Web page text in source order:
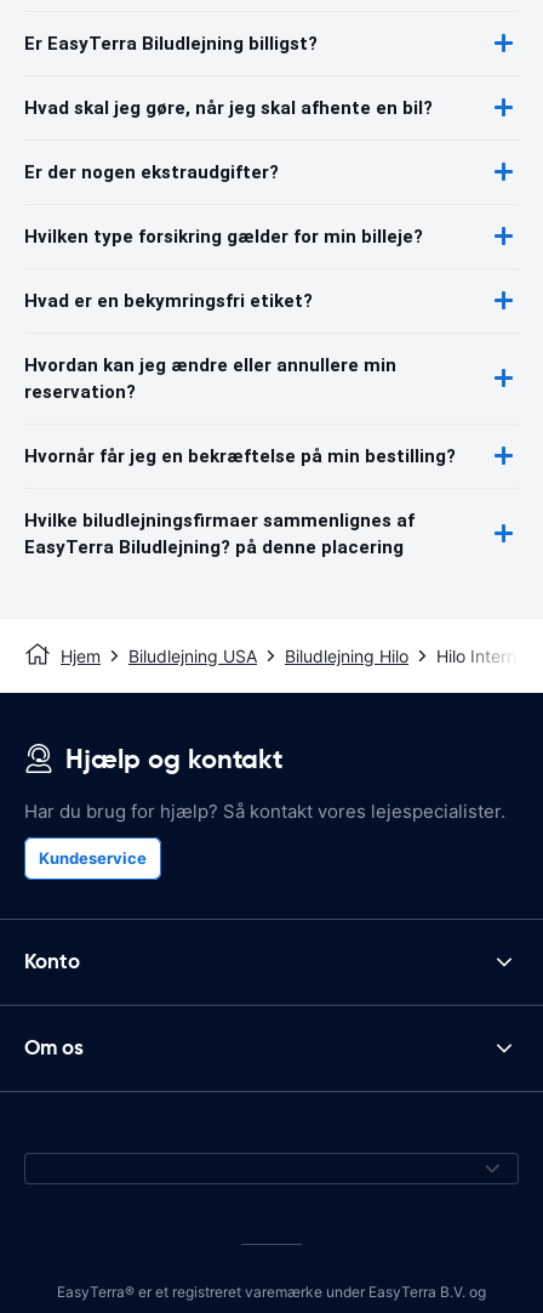
Er EasyTerra Biludlejning billigst?
Hvad skal jeg gøre, når jeg skal afhente en bil?
Er der nogen ekstraudgifter?
Hvilken type forsikring gælder for min billeje?
Hvad er en bekymringsfri etiket?
Hvordan kan jeg ændre eller annullere min
reservation?
Hvornår får jeg en bekræftelse på min bestilling?
Hvilke biludlejningsfirmaer sammenlignes af
EasyTerra Biludlejning? på denne placering
Hjem Biludlejning USA Biludlejning Hilo Hilo
Hjælp og kontakt
Har du brug for hjælp? Så kontakt vores lejespecialister.
Kundeservice
Konto
Om os
EasyTerra® er et registreret varemærke under EasyTerra B.V. og